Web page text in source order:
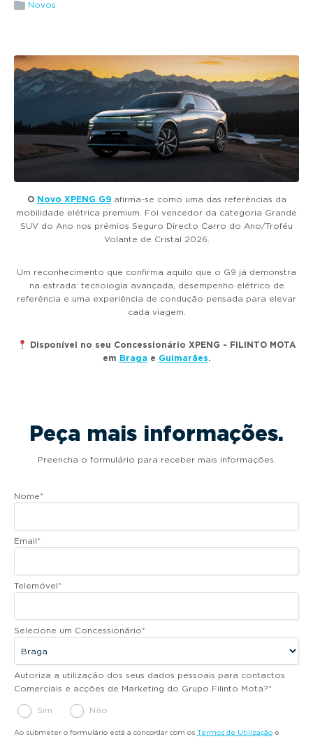
g
i
o
n
Novos
O Novo XPENG G9afirma-se como uma das referências da
mobilidade elétrica premium. Foi vencedor da categoria Grande
SUV do Ano nos prémios Seguro Directo Carro do Ano/Troféu
Volante de Cristal 2026.
Um reconhecimento que confirma aquilo que o G9 já demonstra
na estrada: tecnologia avançada, desempenho elétrico de
referência e uma experiência de condução pensada para elevar
cada viagem.
Disponível no seu Concessionário XPENG - FILINTO MOTA
em Braga e Guimarães.
Peça mais informações.
Preencha o formulário para receber mais informações.
Nome*
Email*
Telemóvel*
Selecione um Concessionário*
Autoriza a utilização dos seus dados pessoais para contactos
Comerciais e acções de Marketing do Grupo Filinto Mota?*
Sim Não
Ao submeter o formulário está a concordar com os Termos de Utilização e